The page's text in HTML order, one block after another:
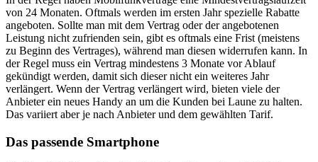
von 24 Monaten. Oftmals werden im ersten Jahr spezielle Rabatte
angeboten. Sollte man mit dem Vertrag oder der angebotenen
Leistung nicht zufrienden sein, gibt es oftmals eine Frist (meistens
zu Beginn des Vertrages), während man diesen widerrufen kann. In
der Regel muss ein Vertrag mindestens 3 Monate vor Ablauf
gekündigt werden, damit sich dieser nicht ein weiteres Jahr
verlängert. Wenn der Vertrag verlängert wird, bieten viele der
Anbieter ein neues Handy an um die Kunden bei Laune zu halten.
Das variiert aber je nach Anbieter und dem gewählten Tarif.
Das passende Smartphone